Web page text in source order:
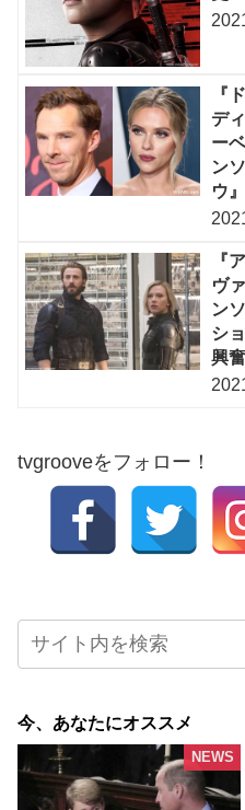
『
デ
ー
ン
ウ
『
ヴ
ン
シ
興奮
tvgrooveをフォロー！
今、あなたにオススメ
NEWS